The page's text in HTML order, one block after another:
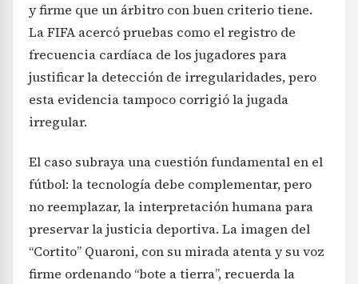
y firme que un árbitro con buen criterio tiene.
La FIFA acercó pruebas como el registro de
frecuencia cardíaca de los jugadores para
justificar la detección de irregularidades, pero
esta evidencia tampoco corrigió la jugada
irregular.
El caso subraya una cuestión fundamental en el
fútbol: la tecnología debe complementar, pero
no reemplazar, la interpretación humana para
preservar la justicia deportiva. La imagen del
“Cortito” Quaroni, con su mirada atenta y su voz
firme ordenando “bote a tierra”, recuerda la